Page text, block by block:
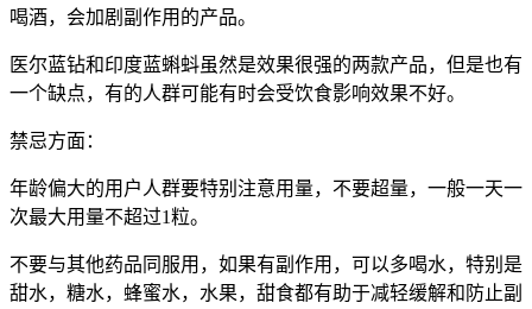
喝酒，会加剧副作用的产品。
医尔蓝钻和印度蓝蝌蚪虽然是效果很强的两款产品，但是也有
一个缺点，有的人群可能有时会受饮食影响效果不好。
禁忌方面：
年龄偏大的用户人群要特别注意用量，不要超量，一般一天一
次最大用量不超过1粒。
不要与其他药品同服用，如果有副作用，可以多喝水，特别是
甜水，糖水，蜂蜜水，水果，甜食都有助于减轻缓解和防止副